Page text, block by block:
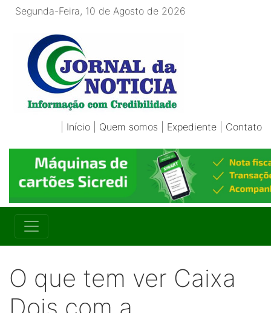
Segunda-Feira, 10 de Agosto de 2026
Início Quem somos Expediente Contato
O que tem ver Caixa